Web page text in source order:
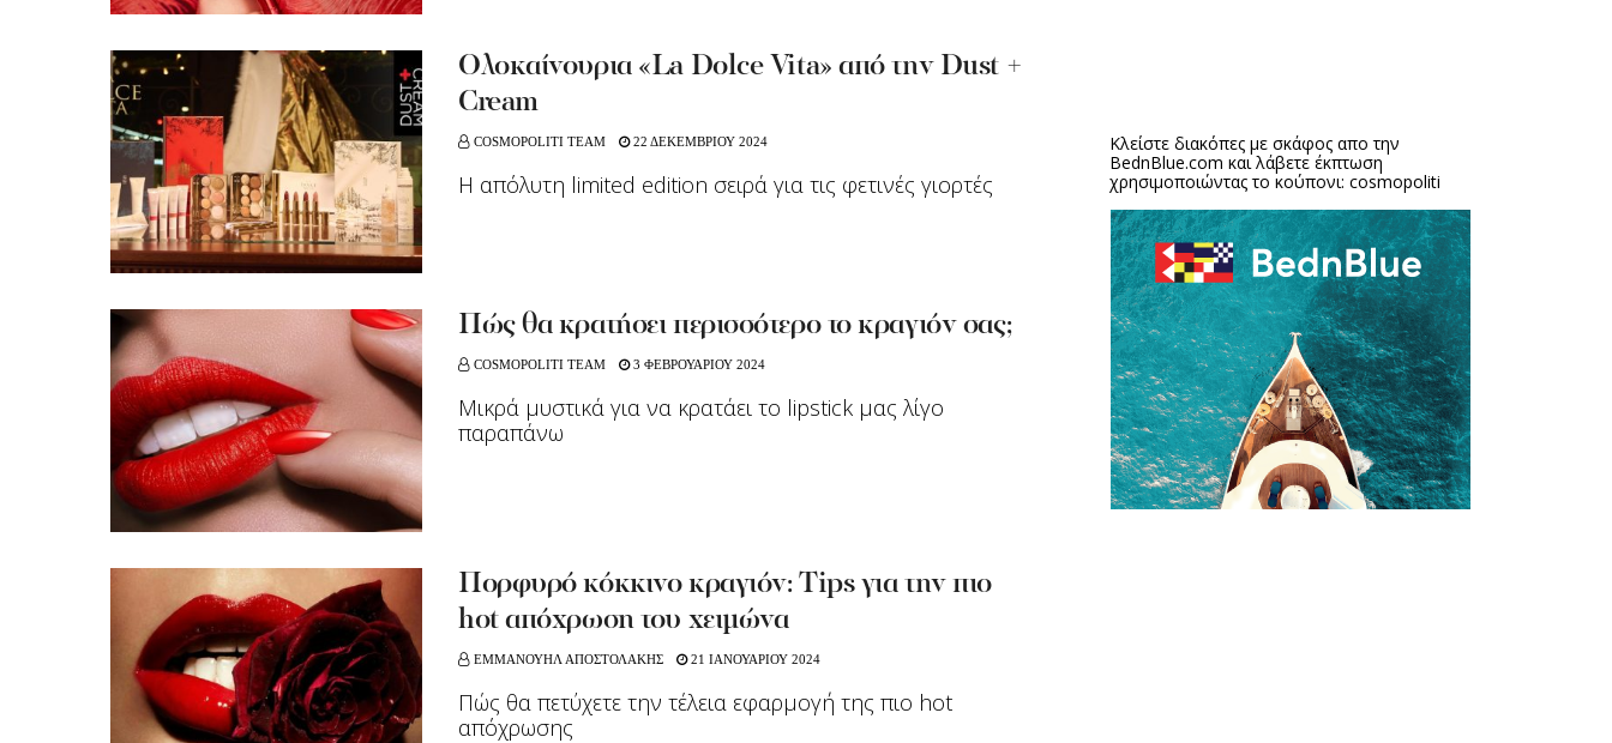
Ολοκαίνουρια «La Dolce Vita» από την Dust +
Cream
COSMOPOLITI TEAM 22 ΔΕΚΕΜΒΡΙΟΥ 2024
Η απόλυτη limited edition σειρά για τις φετινές γιορτές
Πώς θα κρατήσει περισσότερο το κραγιόν σας;
COSMOPOLITI TEAM 3 ΦΕΒΡΟΥΑΡΙΟΥ 2024
Μικρά μυστικά για να κρατάει το lipstick μας λίγο
παραπάνω
Πορφυρό κόκκινο κραγιόν: Τips για την πιο
hot απόχρωση του χειμώνα
ΕΜΜΑΝΟΥΗΛ ΑΠΟΣΤΟΛΑΚΗΣ 21 ΙΑΝΟΥΑΡΙΟΥ 2024
Πώς θα πετύχετε την τέλεια εφαρμογή της πιο hot
απόχρωσης
Κλείστε διακόπες με σκάφος απο την
BednBlue.com και λάβετε έκπτωση
χρησιμοποιώντας το κούπονι: cosmopoliti